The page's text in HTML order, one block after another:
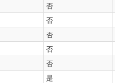
否
否
否
否
否
是